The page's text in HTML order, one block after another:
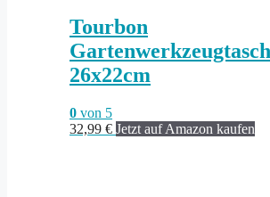
Tourbon
26x22cm
0 von 5
32,99 € Jetzt auf Amazon kaufen